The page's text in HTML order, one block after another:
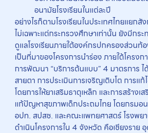
อนามัยโรงเรียนในแต่ละปี
อย่างไรก็ตามโรงเรียนในประเทศไทยแยก
ไม่เฉพาะแต่กระทรวงศึกษาเท่านั้น ยังมีกร
ดูแลโรงเรียนภายใต้องค์กรปกครองส่วน
เป็นที่มาของโครงการนำร่อง ภายใต้โครงก
การพัฒนา “บริการต้นแบบ” 4 มาตรการ
สายตา การประเมินการเจริญเติบโต การแ
โดยการให้ยาเสริมธาตุเหล็ก และการสร้าง
แก้ปัญหาสุขภาพเด็กประถมไทย โดยกรมอ
อปท. สปสช. และคณะแพทยศาสตร์ โรงพย
ดำเนินโครงการใน 4 จังหวัด คือเชียงราย